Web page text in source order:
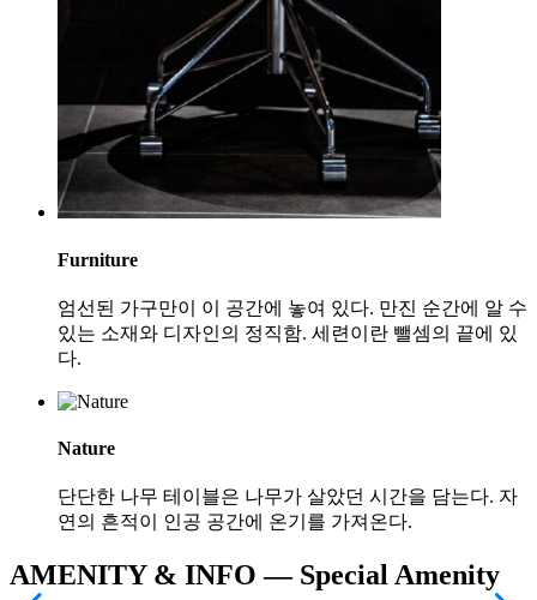
Furniture
엄선된 가구만이 이 공간에 놓여 있다. 만진 순간에 알 수
있는 소재와 디자인의 정직함. 세련이란 뺄셈의 끝에 있
다.
Nature
단단한 나무 테이블은 나무가 살았던 시간을 담는다. 자
연의 흔적이 인공 공간에 온기를 가져온다.
AMENITY & INFO— Special Amenity